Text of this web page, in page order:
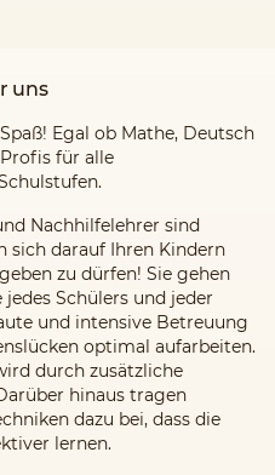
uns
Egal ob Mathe, Deutsch
für alle
Nachhilfelehrer sind
sich darauf Ihren Kindern
zu dürfen! Sie gehen
Schülers und jeder
und intensive Betreuung
optimal aufarbeiten.
durch zusätzliche
hinaus tragen
dazu bei, dass die
lernen.